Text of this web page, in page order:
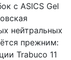
с ASICS Gel
нейтральных
прежним:
Trabuco 11